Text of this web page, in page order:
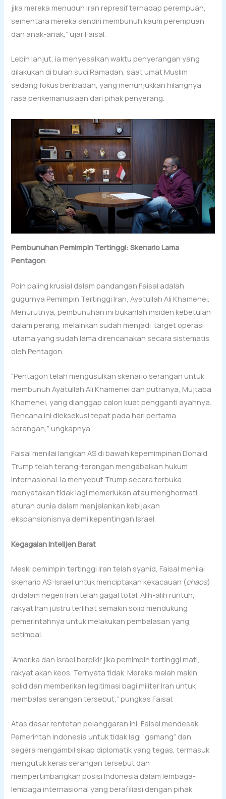
jika mereka menuduh Iran represif terhadap perempuan,
sementara mereka sendiri membunuh kaum perempuan
dan anak-anak,” ujar Faisal.
Lebih lanjut, ia menyesalkan waktu penyerangan yang
dilakukan di bulan suci Ramadan, saat umat Muslim
sedang fokus beribadah, yang menunjukkan hilangnya
rasa perikemanusiaan dari pihak penyerang.
Pembunuhan Pemimpin Tertinggi: Skenario Lama
Pentagon
Poin paling krusial dalam pandangan Faisal adalah
gugurnya Pemimpin Tertinggi Iran, Ayatullah Ali Khamenei.
Menurutnya, pembunuhan ini bukanlah insiden kebetulan
dalam perang, melainkan sudah menjadi target operasi
utama yang sudah lama direncanakan secara sistematis
oleh Pentagon.
“Pentagon telah mengusulkan skenario serangan untuk
membunuh Ayatullah Ali Khamenei dan putranya, Mujtaba
Khamenei, yang dianggap calon kuat pengganti ayahnya.
Rencana ini dieksekusi tepat pada hari pertama
serangan,” ungkapnya.
Faisal menilai langkah AS di bawah kepemimpinan Donald
Trump telah terang-terangan mengabaikan hukum
internasional. Ia menyebut Trump secara terbuka
menyatakan tidak lagi memerlukan atau menghormati
aturan dunia dalam menjalankan kebijakan
ekspansionisnya demi kepentingan Israel.
Kegagalan Intelijen Barat
Meski pemimpin tertinggi Iran telah syahid, Faisal menilai
skenario AS-Israel untuk menciptakan kekacauan (chaos)
di dalam negeri Iran telah gagal total. Alih-alih runtuh,
rakyat Iran justru terlihat semakin solid mendukung
pemerintahnya untuk melakukan pembalasan yang
setimpal.
“Amerika dan Israel berpikir jika pemimpin tertinggi mati,
rakyat akan keos. Ternyata tidak. Mereka malah makin
solid dan memberikan legitimasi bagi militer Iran untuk
membalas serangan tersebut,” pungkas Faisal.
Atas dasar rentetan pelanggaran ini, Faisal mendesak
Pemerintah Indonesia untuk tidak lagi “gamang” dan
segera mengambil sikap diplomatik yang tegas, termasuk
mengutuk keras serangan tersebut dan
mempertimbangkan posisi Indonesia dalam lembaga-
lembaga internasional yang berafiliasi dengan pihak